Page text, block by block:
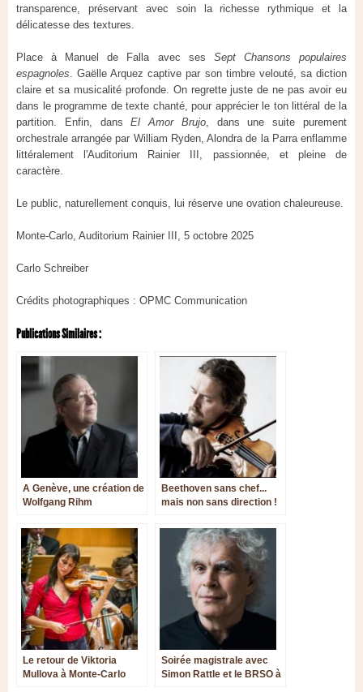
transparence, préservant avec soin la richesse rythmique et la
délicatesse des textures.
Place à Manuel de Falla avec ses Sept Chansons populaires
espagnoles. Gaëlle Arquez captive par son timbre velouté, sa diction
claire et sa musicalité profonde. On regrette juste de ne pas avoir eu
dans le programme de texte chanté, pour apprécier le ton littéral de la
partition. Enfin, dansEl Amor Brujo, dans une suite purement
orchestrale arrangée par William Ryden, Alondra de la Parra enflamme
littéralement l'Auditorium Rainier III, passionnée, et pleine de
caractère.
Le public, naturellement conquis, lui réserve une ovation chaleureuse.
Monte-Carlo, Auditorium Rainier III, 5 octobre 2025
Carlo Schreiber
Crédits photographiques : OPMC Communication
Publications Similaires :
A Genève, une création de
Wolfgang Rihm
Beethoven sans chef...
mais non sans direction !
Le retour de Viktoria
Mullova à Monte-Carlo
Soirée magistrale avec
Simon Rattle et le BRSO à